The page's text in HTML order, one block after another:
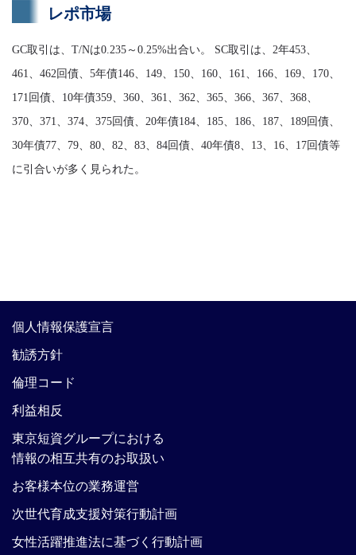
レポ市場
GC取引は、T/Nは0.235～0.25%出合い。 SC取引は、2年453、
461、462回債、5年債146、149、150、160、161、166、169、170、
171回債、10年債359、360、361、362、365、366、367、368、
370、371、374、375回債、20年債184、185、186、187、189回債、
30年債77、79、80、82、83、84回債、40年債8、13、16、17回債等
に引合いが多く見られた。
個人情報保護宣言
勧誘方針
倫理コード
利益相反
東京短資グループにおける
情報の相互共有のお取扱い
お客様本位の業務運営
次世代育成支援対策行動計画
女性活躍推進法に基づく行動計画